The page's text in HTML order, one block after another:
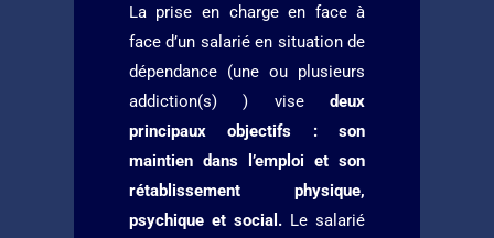
La prise en charge en face à
face d’un salarié en situation de
dépendance (une ou plusieurs
addiction(s) ) visedeux
principaux objectifs : son
maintien dans l’emploi et son
rétablissement physique,
psychique et social. Le salarié